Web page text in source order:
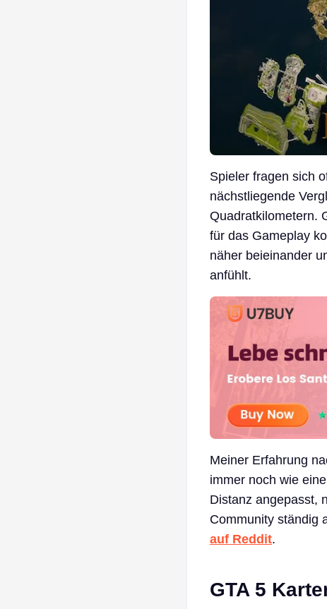
Spieler fragen sich
nächstliegende
Quadratkilometern.
für das Gameplay
näher beieinander
anfühlt.
Meiner Erfahrung
immer noch wie
Distanz angepasst,
Community ständig
auf Reddit.
GTA 5